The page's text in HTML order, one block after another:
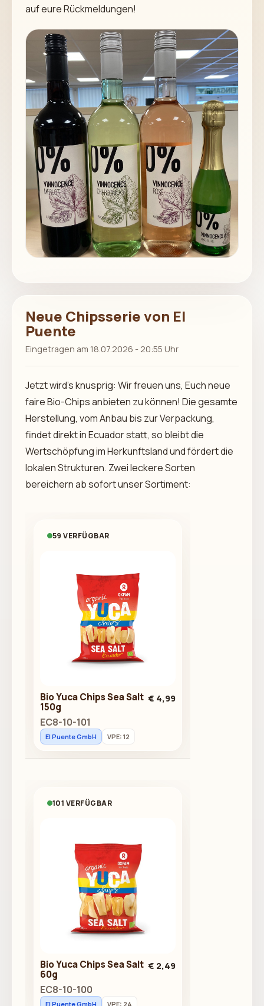
auf eure Rückmeldungen!
Neue Chipsserie von El
Puente
Eingetragen am 18.07.2026 - 20:55 Uhr
Jetzt wird’s knusprig: Wir freuen uns, Euch neue
faire Bio-Chips anbieten zu können! Die gesamte
Herstellung, vom Anbau bis zur Verpackung,
findet direkt in Ecuador statt, so bleibt die
Wertschöpfung im Herkunftsland und fördert die
lokalen Strukturen. Zwei leckere Sorten
bereichern ab sofort unser Sortiment:
59 VERFÜGBAR
Bio Yuca Chips Sea Salt
150g
EC8-10-101
€ 4,99
El Puente GmbH VPE: 12
101 VERFÜGBAR
Bio Yuca Chips Sea Salt
60g
EC8-10-100
€ 2,49
El Puente GmbH VPE: 24